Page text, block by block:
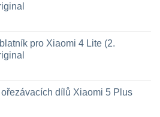
pro Xiaomi 4 Lite (2.
dílů Xiaomi 5 Plus